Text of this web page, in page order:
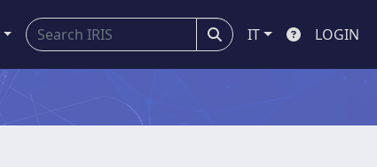
IT LOGIN